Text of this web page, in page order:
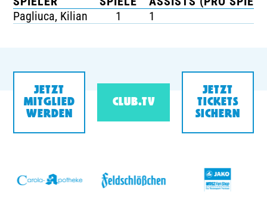
Pagliuca, Kilian
1 1
JETZT
MITGLIED
WERDEN
CLUB.TV
JETZT
TICKETS
SICHERN